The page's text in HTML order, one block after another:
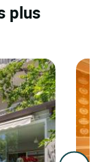
plus